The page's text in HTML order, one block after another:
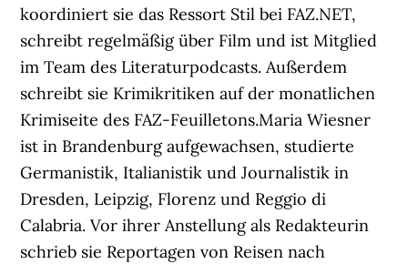
koordiniert sie das Ressort Stil bei FAZ.NET,
schreibt regelmäßig über Film und ist Mitglied
im Team des Literaturpodcasts. Außerdem
schreibt sie Krimikritiken auf der monatlichen
Krimiseite des FAZ-Feuilletons.Maria Wiesner
ist in Brandenburg aufgewachsen, studierte
Germanistik, Italianistik und Journalistik in
Dresden, Leipzig, Florenz und Reggio di
Calabria. Vor ihrer Anstellung als Redakteurin
schrieb sie Reportagen von Reisen nach